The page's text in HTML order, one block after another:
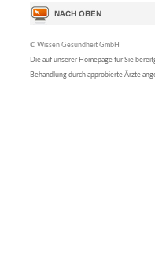
© Wissen Gesundheit GmbH
Die auf unserer Homepage für Sie
Behandlung durch approbierte Ärzte